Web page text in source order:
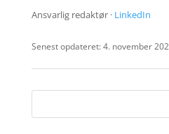
Ansvarlig redaktør · LinkedIn
Senest opdateret: 4. november